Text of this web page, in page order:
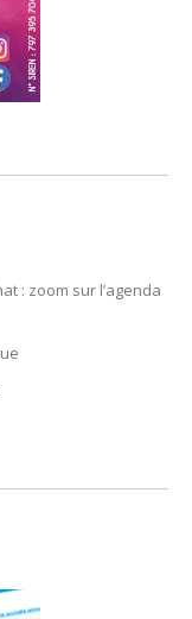
: zoom sur l’agenda